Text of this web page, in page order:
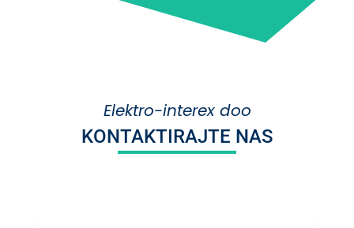
Elektro-interex doo
KONTAKTIRAJTE NAS